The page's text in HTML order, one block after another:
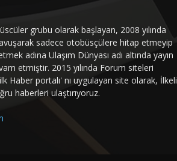
grubu olarak başlayan, 2008 yılında
sadece otobüsçülere hitap etmeyip
adına Ulaşım Dünyası adı altında yayın
etmiştir. 2015 yılında Forum siteleri
Haber portalı' nı uygulayan site olarak, İlkeli
haberleri ulaştırıyoruz.